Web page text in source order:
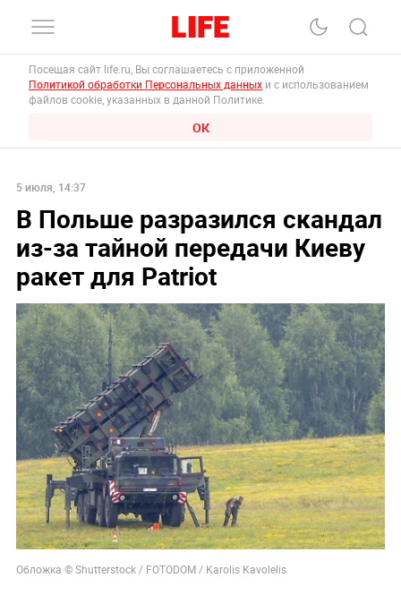
Посещая сайт life.ru, Вы соглашаетесь с приложенной
Политикой обработки Персональных данных и с использованием
файлов cookie, указанных в данной Политике.
ОК
5 июля, 14:37
В Польше разразился скандал
из-за тайной передачи Киеву
ракет для Patriot
Обложка © Shutterstock / FOTODOM / Karolis Kavolelis